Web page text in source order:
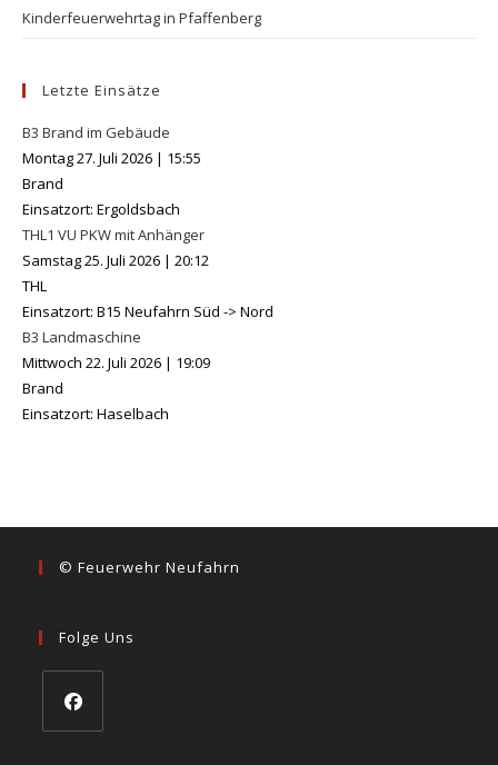
Kinderfeuerwehrtag in Pfaffenberg
Letzte Einsätze
B3 Brand im Gebäude
Montag 27. Juli 2026 | 15:55
Brand
Einsatzort: Ergoldsbach
THL1 VU PKW mit Anhänger
Samstag 25. Juli 2026 | 20:12
THL
Einsatzort: B15 Neufahrn Süd -> Nord
B3 Landmaschine
Mittwoch 22. Juli 2026 | 19:09
Brand
Einsatzort: Haselbach
© Feuerwehr Neufahrn
Folge Uns